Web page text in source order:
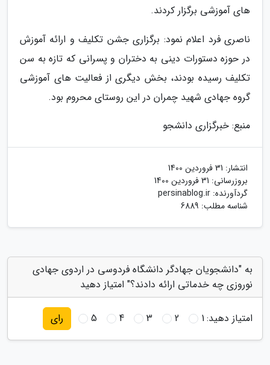
های آموزشی برگزار کردند.
ناصری فرد اعلام نمود: برگزاری جشن تکلیف و ارائه آموزش
در حوزه دستورات دینی به دختران و پسرانی که تازه به سن
تکلیف رسیده بودند، بخش دیگری از فعالیت های آموزشی
گروه جهادی شهید چمران در این روستای محروم بود.
منبع: خبرگزاری دانشجو
انتشار: 31 فروردین 1400
بروزرسانی: 31 فروردین 1400
گردآورنده: persinablog.ir
شناسه مطلب: 6889
به "دانشجویان جهادگر دانشگاه فردوسی در اردوی جهادی
نوروزی چه خدماتی ارائه دادند؟" امتیاز دهید
امتیاز دهید:1
2
3
4
5 رای